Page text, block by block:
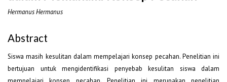
Hermanus Hermanus
Abstract
Siswa masih kesulitan dalam mempelajari konsep pecahan. Penelitian ini
bertujuan untuk mengidentifikasi penyebab kesulitan siswa dalam